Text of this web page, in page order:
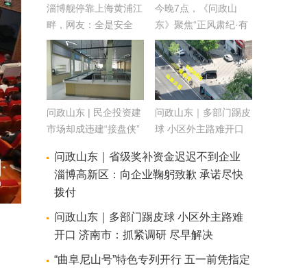
淄博舰停靠上海黄浦江
畔，网友：全是安全
感！
今晚7点，《问政山
东》聚焦“正风肃纪·有
力监督——护航优化营
商环境”
问政山东 | 民企投资建
市场却成违建“接盘侠”
帮助企业解决问题
问政山东｜多部门踢皮
球 小区外主路难开口
早解决
问政山东｜省级奖补资金迟迟不到企业
淄博高新区：向企业鞠躬致歉 承诺尽快
拨付
问政山东｜多部门踢皮球 小区外主路难
开口 济南市：抓紧调研 尽早解决
“曲阜尼山号”特色专列开行 五一前凭指定